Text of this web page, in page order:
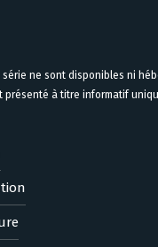
ne sont disponibles ni
à titre informatif